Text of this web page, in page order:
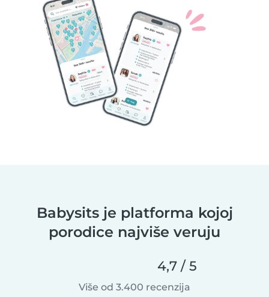
Babysits je platforma kojoj
porodice najviše veruju
4,7 / 5
Više od 3.400 recenzija